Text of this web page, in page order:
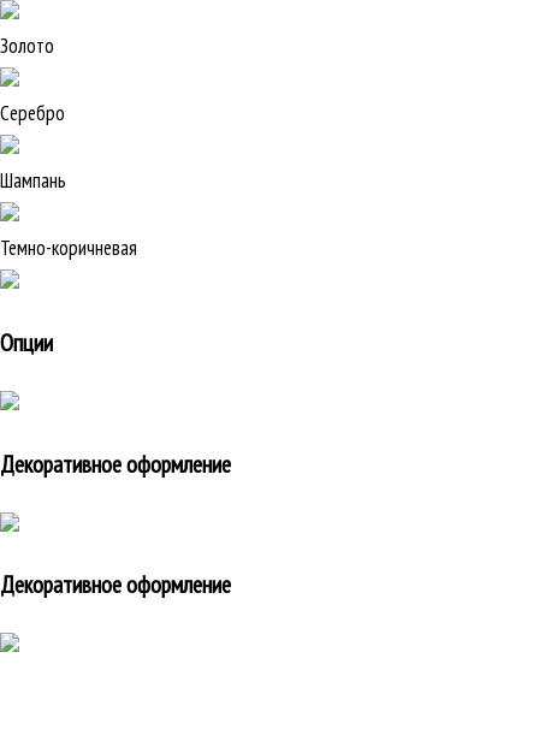
Золото
Серебро
Шампань
Темно-коричневая
Опции
Декоративное оформление
Декоративное оформление